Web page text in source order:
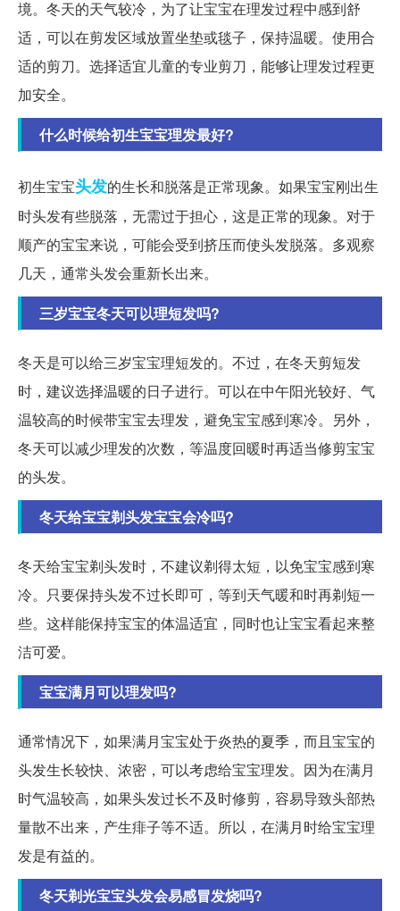
境。冬天的天气较冷，为了让宝宝在理发过程中感到舒
适，可以在剪发区域放置坐垫或毯子，保持温暖。使用合
适的剪刀。选择适宜儿童的专业剪刀，能够让理发过程更
加安全。
什么时候给初生宝宝理发最好?
初生宝宝头发的生长和脱落是正常现象。如果宝宝刚出生
时头发有些脱落，无需过于担心，这是正常的现象。对于
顺产的宝宝来说，可能会受到挤压而使头发脱落。多观察
几天，通常头发会重新长出来。
三岁宝宝冬天可以理短发吗?
冬天是可以给三岁宝宝理短发的。不过，在冬天剪短发
时，建议选择温暖的日子进行。可以在中午阳光较好、气
温较高的时候带宝宝去理发，避免宝宝感到寒冷。另外，
冬天可以减少理发的次数，等温度回暖时再适当修剪宝宝
的头发。
冬天给宝宝剃头发宝宝会冷吗?
冬天给宝宝剃头发时，不建议剃得太短，以免宝宝感到寒
冷。只要保持头发不过长即可，等到天气暖和时再剃短一
些。这样能保持宝宝的体温适宜，同时也让宝宝看起来整
洁可爱。
宝宝满月可以理发吗?
通常情况下，如果满月宝宝处于炎热的夏季，而且宝宝的
头发生长较快、浓密，可以考虑给宝宝理发。因为在满月
时气温较高，如果头发过长不及时修剪，容易导致头部热
量散不出来，产生痱子等不适。所以，在满月时给宝宝理
发是有益的。
冬天剃光宝宝头发会易感冒发烧吗?